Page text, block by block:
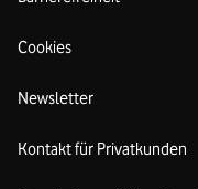
Cookies
Newsletter
Kontakt für Privatkunden